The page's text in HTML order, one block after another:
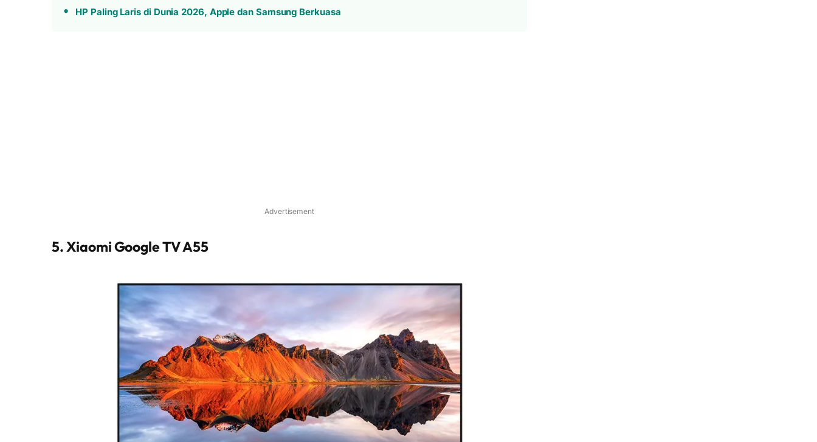
HP Paling Laris di Dunia 2026, Apple dan Samsung Berkuasa
Advertisement
5. Xiaomi Google TV A55